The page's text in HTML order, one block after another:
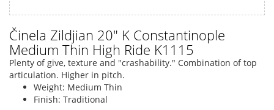
Činela Zildjian 20" K Constantinople
Medium Thin High Ride K1115
Plenty of give, texture and "crashability." Combination of top
articulation. Higher in pitch.
Weight: Medium Thin
Finish: Traditional